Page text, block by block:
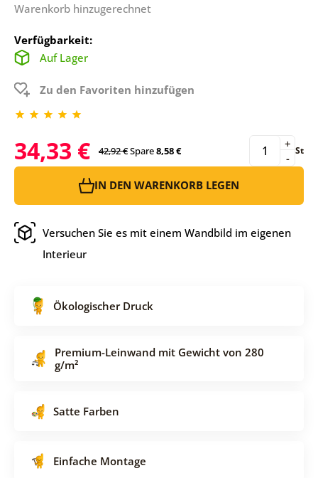
Warenkorb hinzugerechnet
Verfügbarkeit:
Auf Lager
Zu den Favoriten hinzufügen
34,33 € 42,92 €Spare8,58 € -
+ St
IN DEN WARENKORB LEGEN
Versuchen Sie es mit einem Wandbild im eigenen
Interieur
Ökologischer Druck
Premium-Leinwand mit Gewicht von 280
g/m²
Satte Farben
Einfache Montage